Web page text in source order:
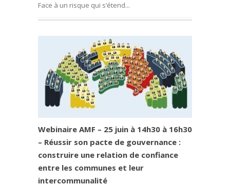
Face à un risque qui s’étend...
Webinaire AMF – 25 juin à 14h30 à 16h30
– Réussir son pacte de gouvernance :
construire une relation de confiance
entre les communes et leur
intercommunalité